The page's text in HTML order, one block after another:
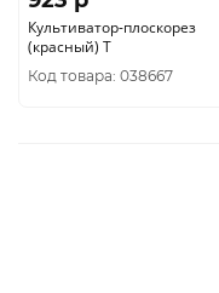
Культиватор-плоскорез
(красный) Т
Код товара: 038667